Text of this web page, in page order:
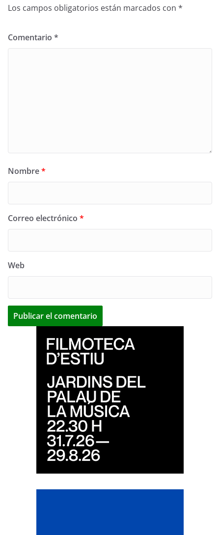
Los campos obligatorios están marcados con *
Comentario *
Nombre*
Correo electrónico *
Web